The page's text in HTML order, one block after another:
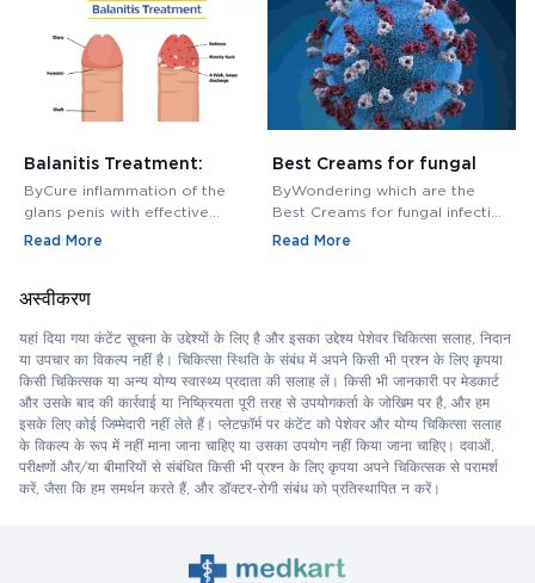
Balanitis Treatment:
Medications, Antibiotics,
and Creams
ByCure inflammation of the
glans penis with effective
balanitis treatment. Discover
Read More
Best Creams for fungal
infection in private area -
Buy Cream Online
ByWondering which are the
Best Creams for fungal infection
in private area? Buy Fungal
Read More
अस्वीकरण
यहां दिया गया कंटेंट सूचना के उद्देश्यों के लिए है और इसका उद्देश्य पेशेवर चिकित्सा सलाह, निदान
या उपचार का विकल्प नहीं है। चिकित्सा स्थिति के संबंध में अपने किसी भी प्रश्न के लिए कृपया
किसी चिकित्सक या अन्य योग्य स्वास्थ्य प्रदाता की सलाह लें। किसी भी जानकारी पर मेडकार्ट
और उसके बाद की कार्रवाई या निष्क्रियता पूरी तरह से उपयोगकर्ता के जोखिम पर है, और हम
इसके लिए कोई जिम्मेदारी नहीं लेते हैं। प्लेटफ़ॉर्म पर कंटेंट को पेशेवर और योग्य चिकित्सा सलाह
के विकल्प के रूप में नहीं माना जाना चाहिए या उसका उपयोग नहीं किया जाना चाहिए। दवाओं,
परीक्षणों और/या बीमारियों से संबंधित किसी भी प्रश्न के लिए कृपया अपने चिकित्सक से परामर्श
करें, जैसा कि हम समर्थन करते हैं, और डॉक्टर-रोगी संबंध को प्रतिस्थापित न करें।